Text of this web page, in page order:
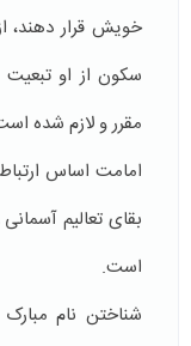
خویش قرار دهند،
سکون از او تبعیت
مقرر و لازم شده
امامت اساس
بقای تعالیم
است.
شناختن نام مبارک